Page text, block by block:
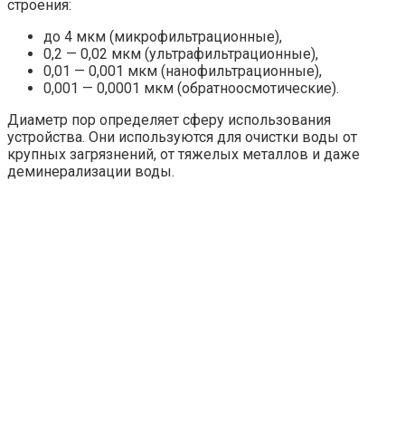
строения:
до 4 мкм (микрофильтрационные),
0,2 — 0,02 мкм (ультрафильтрационные),
0,01 — 0,001 мкм (нанофильтрационные),
0,001 — 0,0001 мкм (обратноосмотические).
Диаметр пор определяет сферу использования
устройства. Они используются для очистки воды от
крупных загрязнений, от тяжелых металлов и даже
деминерализации воды.